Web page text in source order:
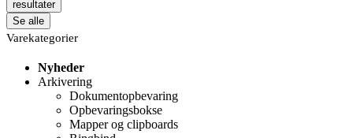
resultater
Se alle
Varekategorier
Nyheder
Arkivering
Dokumentopbevaring
Opbevaringsbokse
Mapper og clipboards